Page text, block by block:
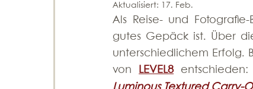
Aktualisiert: 17. Feb.
Als Reise- und
gutes Gepäck ist. Über
unterschiedlichem Erfolg.
von
LEVEL8